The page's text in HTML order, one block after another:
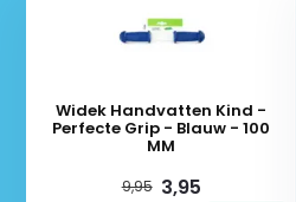
Widek Handvatten Kind -
Perfecte Grip - Blauw - 100
MM
9,95 3,95